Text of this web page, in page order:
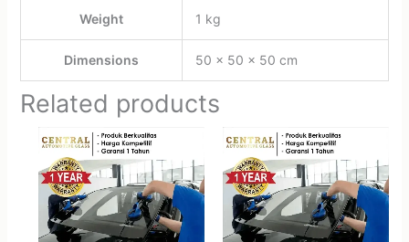
Weight 1 kg
Dimensions 50 × 50 × 50 cm
Related products